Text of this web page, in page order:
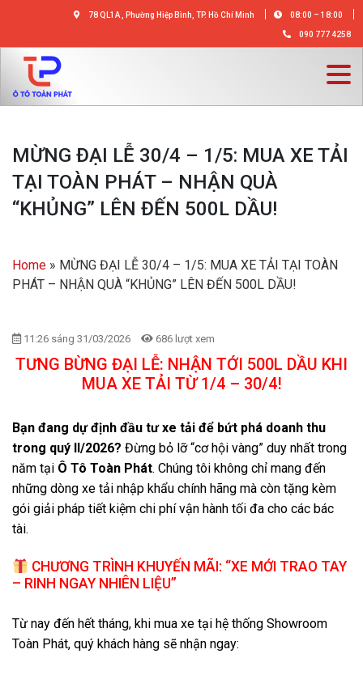
78 QL1A , Phường Hiệp Bình, TP. Hồ Chí Minh 08:00 – 18:00
090 777 4258
MỪNG ĐẠI LỄ 30/4 – 1/5: MUA XE TẢI
TẠI TOÀN PHÁT – NHẬN QUÀ
“KHỦNG” LÊN ĐẾN 500L DẦU!
Home » MỪNG ĐẠI LỄ 30/4 – 1/5: MUA XE TẢI TẠI TOÀN
PHÁT – NHẬN QUÀ “KHỦNG” LÊN ĐẾN 500L DẦU!
11:26 sáng 31/03/2026 686 lượt xem
TƯNG BỪNG ĐẠI LỄ: NHẬN TỚI 500L DẦU KHI
MUA XE TẢI TỪ 1/4 – 30/4!
Bạn đang dự định đầu tư xe tải để bứt phá doanh thu
trong quý II/2026? Đừng bỏ lỡ “cơ hội vàng” duy nhất trong
năm tại Ô Tô Toàn Phát. Chúng tôi không chỉ mang đến
những dòng xe tải nhập khẩu chính hãng mà còn tặng kèm
gói giải pháp tiết kiệm chi phí vận hành tối đa cho các bác
tài.
CHƯƠNG TRÌNH KHUYẾN MÃI: “XE MỚI TRAO TAY
– RINH NGAY NHIÊN LIỆU”
Từ nay đến hết tháng, khi mua xe tại hệ thống Showroom
Toàn Phát, quý khách hàng sẽ nhận ngay: